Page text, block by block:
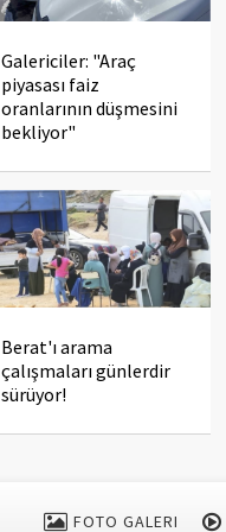
Galericiler: "Araç
piyasası faiz
oranlarının düşmesini
bekliyor"
Berat'ı arama
çalışmaları günlerdir
sürüyor!
FOTO GALERI